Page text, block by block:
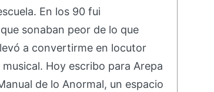
En los 90 fui
sonaban peor de lo que
a convertirme en locutor
Hoy escribo para Arepa
de lo Anormal, un espacio